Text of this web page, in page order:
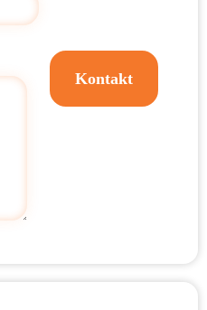
Kontakt